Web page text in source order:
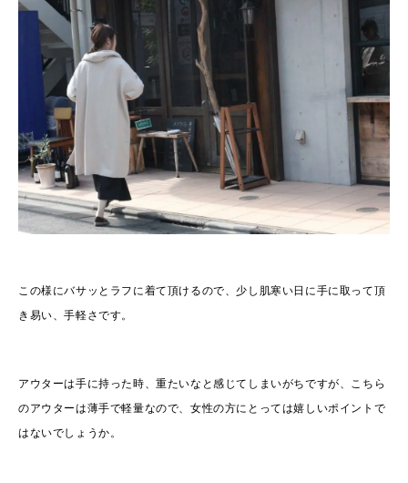
この様にバサッとラフに着て頂けるので、少し肌寒い日に手に取って頂
き易い、手軽さです。
アウターは手に持った時、重たいなと感じてしまいがちですが、こちら
のアウターは薄手で軽量なので、女性の方にとっては嬉しいポイントで
はないでしょうか。